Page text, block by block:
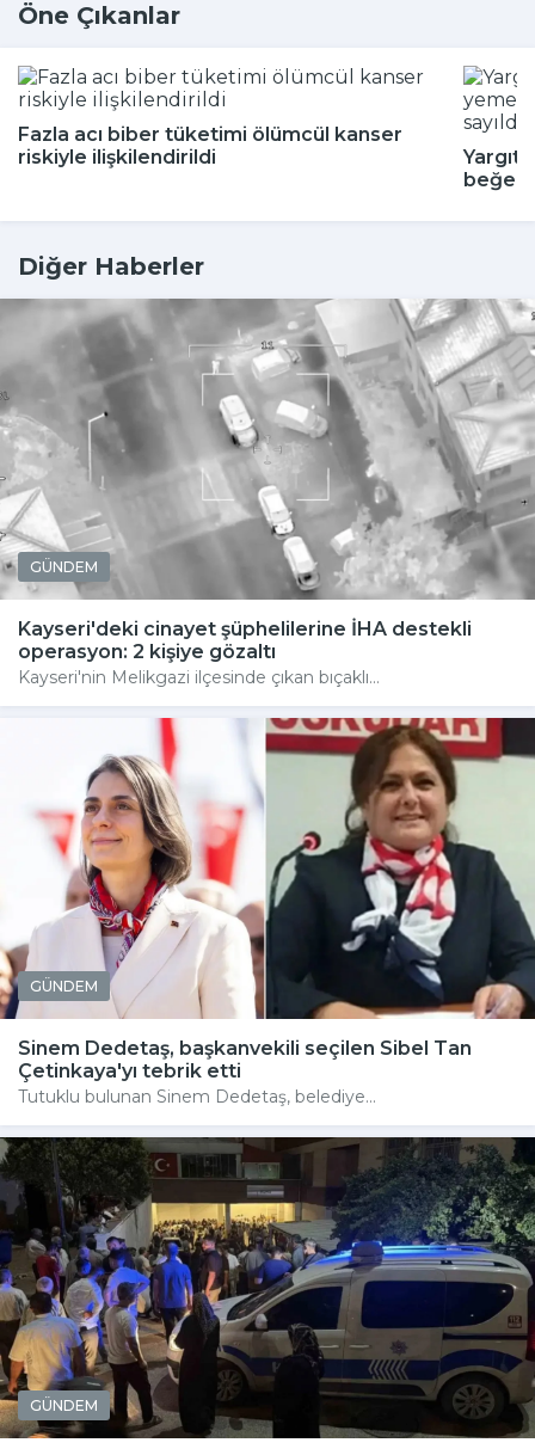
Öne Çıkanlar
Fazla acı biber tüketimi ölümcül kanser
riskiyle ilişkilendirildi
Diğer Haberler
GÜNDEM
Kayseri'deki cinayet şüphelilerine İHA destekli
operasyon: 2 kişiye gözaltı
Kayseri'nin Melikgazi ilçesinde çıkan bıçaklı...
GÜNDEM
Sinem Dedetaş, başkanvekili seçilen Sibel Tan
Çetinkaya'yı tebrik etti
Tutuklu bulunan Sinem Dedetaş, belediye...
GÜNDEM